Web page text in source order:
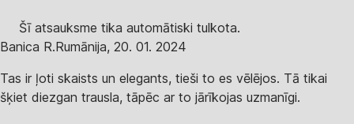
Šī atsauksme tika automātiski tulkota.
Banica R.Rumānija, 20. 01. 2024
Tas ir ļoti skaists un elegants, tieši to es vēlējos. Tā tikai
šķiet diezgan trausla, tāpēc ar to jārīkojas uzmanīgi.